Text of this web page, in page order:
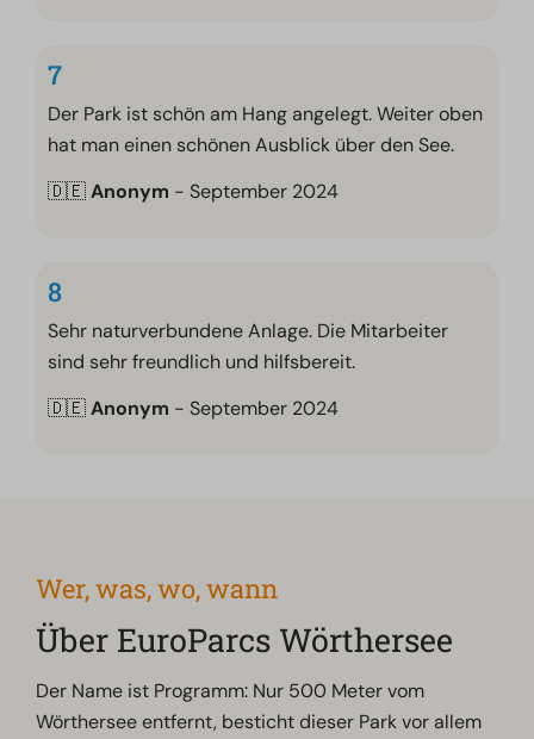
7
Der Park ist schön am Hang angelegt. Weiter oben
hat man einen schönen Ausblick über den See.
🇩🇪Anonym - September 2024
8
Sehr naturverbundene Anlage. Die Mitarbeiter
sind sehr freundlich und hilfsbereit.
🇩🇪Anonym - September 2024
Wer, was, wo, wann
Über EuroParcs Wörthersee
Der Name ist Programm: Nur 500 Meter vom
Wörthersee entfernt, besticht dieser Park vor allem